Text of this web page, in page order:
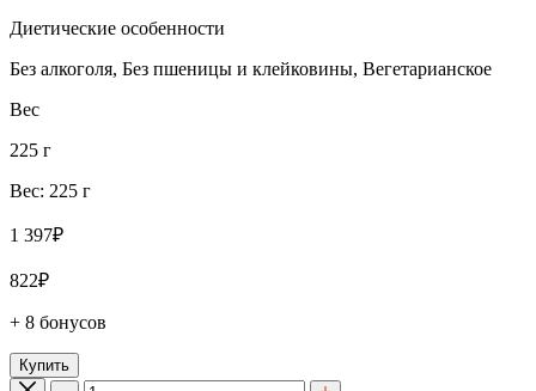
Диетические особенности
Без алкоголя, Без пшеницы и клейковины, Вегетарианское
Вес
225 г
Вес: 225 г
1 397₽
822₽
+ 8 бонусов
Купить